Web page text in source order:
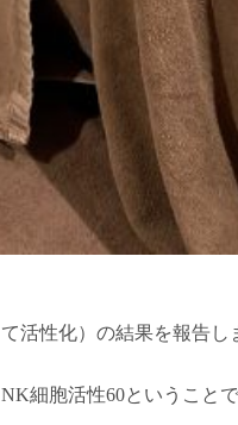
活性化）の結果を報告し
細胞活性60ということ